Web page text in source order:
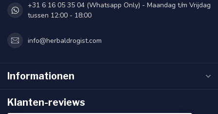
+31 6 16 05 35 04 (Whatsapp Only) - Maandag t/m Vrijdag
tussen 12:00 - 18:00
info@herbaldrogist.com
Informationen
Klanten-reviews